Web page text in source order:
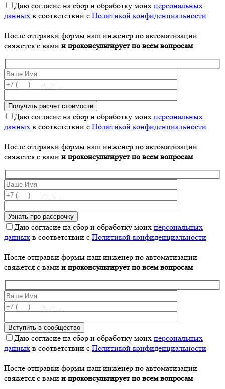
Даю согласие на сбор и обработку моих персональных
данных в соответствии с Политикой конфиденциальности
После отправки формы наш инженер по автоматизации
свяжется с вами и проконсультирует по всем вопросам
Даю согласие на сбор и обработку моих персональных
данных в соответствии с Политикой конфиденциальности
После отправки формы наш инженер по автоматизации
свяжется с вами и проконсультирует по всем вопросам
Даю согласие на сбор и обработку моих персональных
данных в соответствии с Политикой конфиденциальности
После отправки формы наш инженер по автоматизации
свяжется с вами и проконсультирует по всем вопросам
Даю согласие на сбор и обработку моих персональных
данных в соответствии с Политикой конфиденциальности
После отправки формы наш инженер по автоматизации
свяжется с вами и проконсультирует по всем вопросам